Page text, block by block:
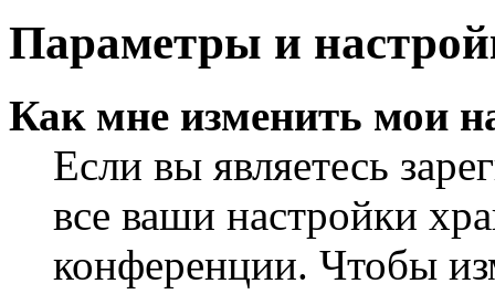
Параметры и
Как мне изменить мои
Если вы являетесь
все ваши настройки
конференции. Чтобы